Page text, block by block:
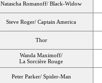
Natascha Romanoff/ Black-Widow
Steve Roger/ Captain America
Thor
Wanda Maximoff/
La Sorcière Rouge
Peter Parker/ Spider-Man